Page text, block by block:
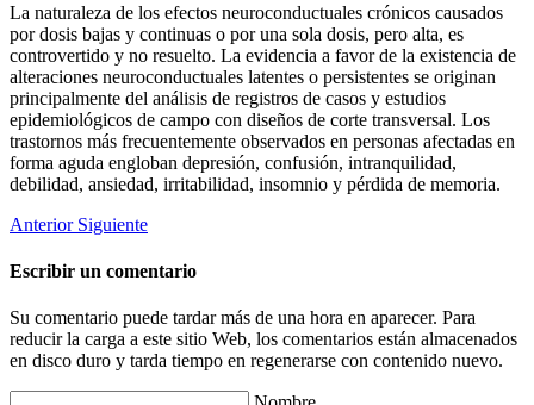
La naturaleza de los efectos neuroconductuales crónicos causados
por dosis bajas y continuas o por una sola dosis, pero alta, es
controvertido y no resuelto. La evidencia a favor de la existencia de
alteraciones neuroconductuales latentes o persistentes se originan
principalmente del análisis de registros de casos y estudios
epidemiológicos de campo con diseños de corte transversal. Los
trastornos más frecuentemente observados en personas afectadas en
forma aguda engloban depresión, confusión, intranquilidad,
debilidad, ansiedad, irritabilidad, insomnio y pérdida de memoria.
Anterior Siguiente
Escribir un comentario
Su comentario puede tardar más de una hora en aparecer. Para
reducir la carga a este sitio Web, los comentarios están almacenados
en disco duro y tarda tiempo en regenerarse con contenido nuevo.